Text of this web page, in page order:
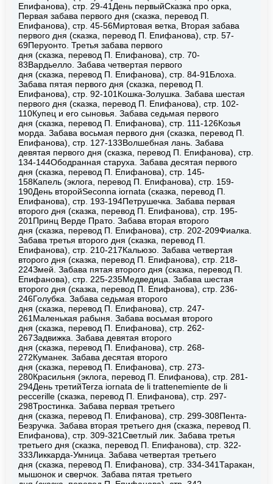
Епифанова), стр. 29-41День первыйСказка про орка,
Первая забава первого дня (сказка, перевод П.
Епифанова), стр. 45-56Миртовая ветка, Вторая забава
первого дня (сказка, перевод П. Епифанова), стр. 57-
69Перуонто. Третья забава первого
дня (сказка, перевод П. Епифанова), стр. 70-
83Вардьелло. Забава четвертая первого
дня (сказка, перевод П. Епифанова), стр. 84-91Блоха.
Забава пятая первого дня (сказка, перевод П.
Епифанова), стр. 92-101Кошка-Золушка. Забава шестая
первого дня (сказка, перевод П. Епифанова), стр. 102-
110Купец и его сыновья. Забава седьмая первого
дня (сказка, перевод П. Епифанова), стр. 111-126Козья
морда. Забава восьмая первого дня (сказка, перевод П.
Епифанова), стр. 127-133Волшебная лань. Забава
девятая первого дня (сказка, перевод П. Епифанова), стр.
134-144Ободранная старуха. Забава десятая первого
дня (сказка, перевод П. Епифанова), стр. 145-
158Капель (эклога, перевод П. Епифанова), стр. 159-
190День второйSeconna iornata (сказка, перевод П.
Епифанова), стр. 193-194Петрушечка. Забава первая
второго дня (сказка, перевод П. Епифанова), стр. 195-
201Принц Верде Прато. Забава вторая второго
дня (сказка, перевод П. Епифанова), стр. 202-209Фиалка.
Забава третья второго дня (сказка, перевод П.
Епифанова), стр. 210-217Кальюзо. Забава четвертая
второго дня (сказка, перевод П. Епифанова), стр. 218-
224Змей. Забава пятая второго дня (сказка, перевод П.
Епифанова), стр. 225-235Медведица. Забава шестая
второго дня (сказка, перевод П. Епифанова), стр. 236-
246Голубка. Забава седьмая второго
дня (сказка, перевод П. Епифанова), стр. 247-
261Маленькая рабыня. Забава восьмая второго
дня (сказка, перевод П. Епифанова), стр. 262-
267Задвижка. Забава девятая второго
дня (сказка, перевод П. Епифанова), стр. 268-
272Куманек. Забава десятая второго
дня (сказка, перевод П. Епифанова), стр. 273-
280Красильня (эклога, перевод П. Епифанова), стр. 281-
294День третийTerza iornata de li trattenemiente de li
peccerille (сказка, перевод П. Епифанова), стр. 297-
298Тростинка. Забава первая третьего
дня (сказка, перевод П. Епифанова), стр. 299-308Пента-
Безручка. Забава вторая третьего дня (сказка, перевод П.
Епифанова), стр. 309-321Светлый лик. Забава третья
третьего дня (сказка, перевод П. Епифанова), стр. 322-
333Ликкарда-Умница. Забава четвертая третьего
дня (сказка, перевод П. Епифанова), стр. 334-341Таракан,
мышонок и сверчок. Забава пятая третьего